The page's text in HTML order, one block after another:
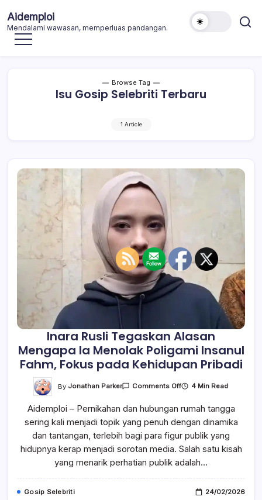
to
content
Aidemploi
Mendalami wawasan, memperluas pandangan.
Browse Tag
Isu Gosip Selebriti Terbaru
1 Article
Inara Rusli Tegaskan Alasan
Mengapa Ia Menolak Poligami Insanul
Fahm, Fokus pada Kehidupan Pribadi
By Jonathan Parker Comments OffOn
Tegaskan
Mengapa
Menolak
Poligami
Insanul
Fahm,
Pribadi
4 Min Read
Aidemploi – Pernikahan dan hubungan rumah tangga
sering kali menjadi topik yang penuh dengan dinamika
dan tantangan, terlebih bagi para figur publik yang
hidupnya kerap menjadi sorotan media. Salah satu kisah
yang menarik perhatian publik adalah…
Gosip Selebriti 24/02/2026